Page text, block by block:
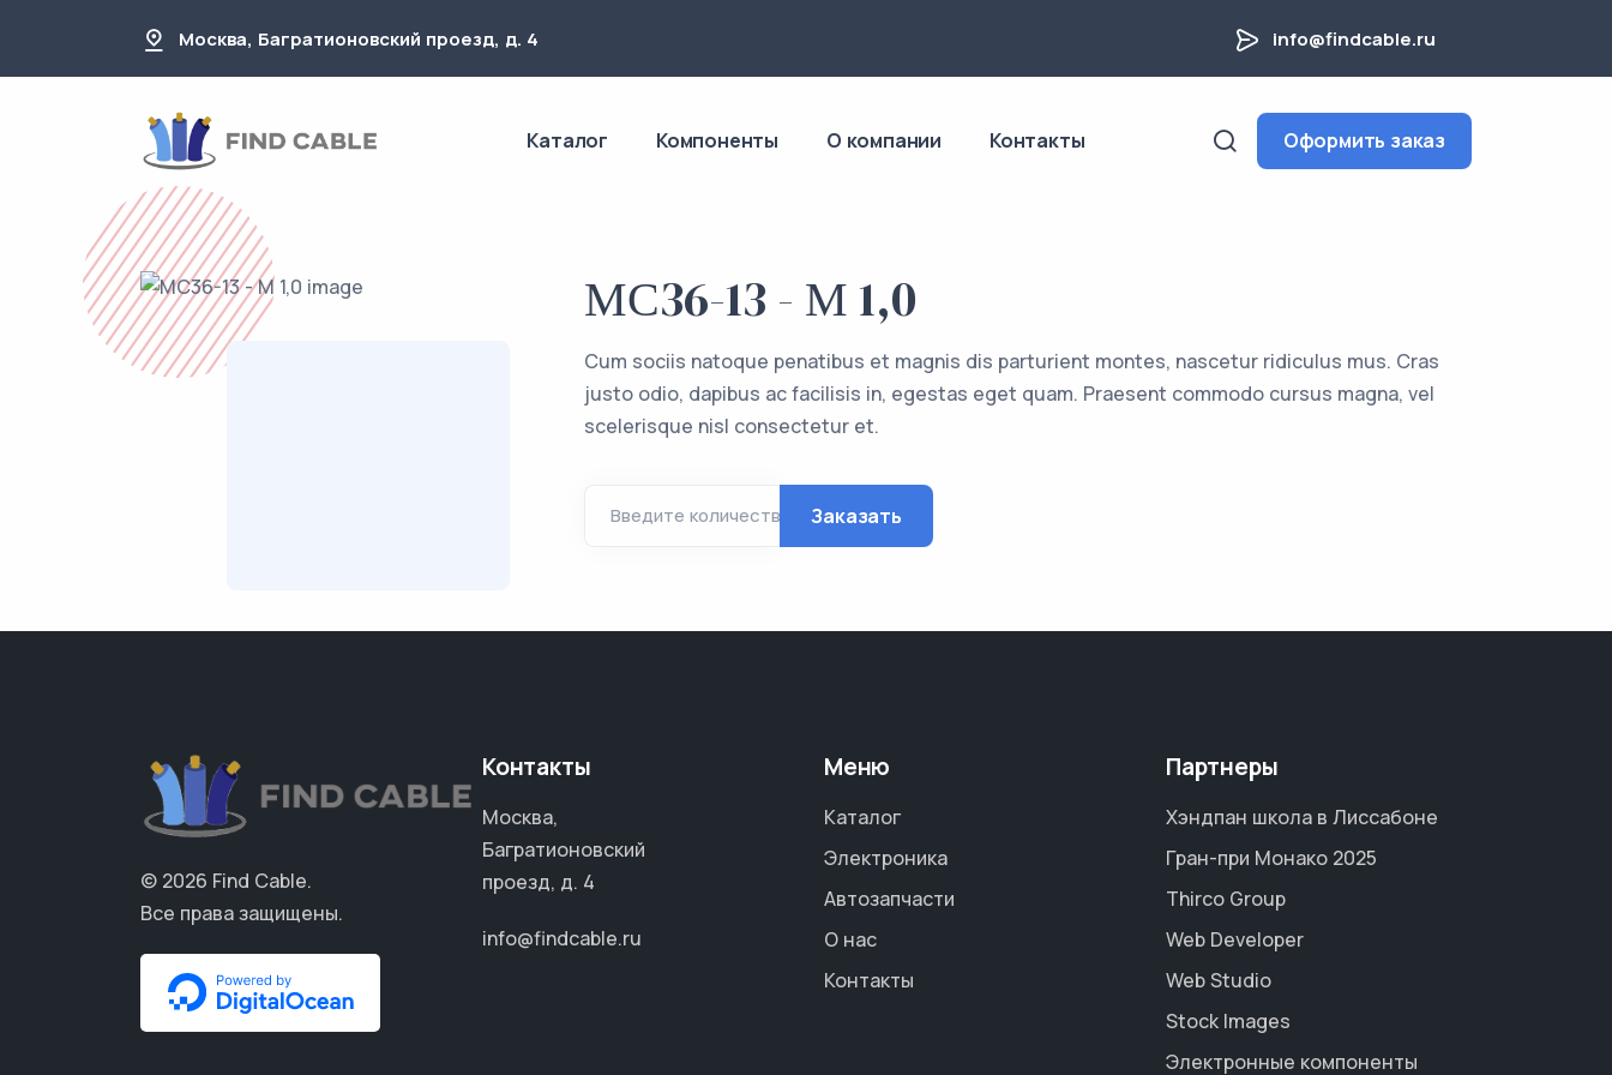
Москва, Багратионовский проезд, д. 4 info@findcable.ru
Каталог Компоненты О компании Контакты Оформить заказ
МС36-13 - М 1,0
Cum sociis natoque penatibus et magnis dis parturient montes, nascetur ridiculus mus. Cras
justo odio, dapibus ac facilisis in, egestas eget quam. Praesent commodo cursus magna, vel
scelerisque nisl consectetur et.
Введите количество Заказать
© 2026 Find Cable.
Все права защищены.
Контакты
Москва,
Багратионовский
проезд, д. 4
info@findcable.ru
Меню
Каталог
Электроника
Автозапчасти
О нас
Контакты
Партнеры
Хэндпан школа в Лиссабоне
Гран-при Монако 2025
Thirco Group
Web Developer
Web Studio
Stock Images
Электронные компоненты